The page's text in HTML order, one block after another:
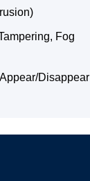
Fog
Disappear